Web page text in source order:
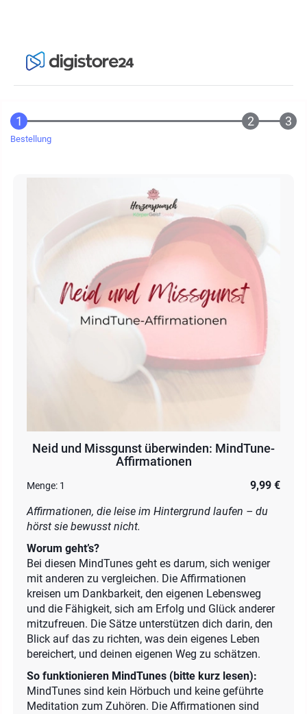
Bestellung
Neid und Missgunst überwinden: MindTune-
Affirmationen
Menge: 1
9,99 €
Affirmationen, die leise im Hintergrund laufen – du
hörst sie bewusst nicht.
Worum geht’s?
Bei diesen MindTunes geht es darum, sich weniger
mit anderen zu vergleichen. Die Affirmationen
kreisen um Dankbarkeit, den eigenen Lebensweg
und die Fähigkeit, sich am Erfolg und Glück anderer
mitzufreuen. Die Sätze unterstützen dich darin, den
Blick auf das zu richten, was dein eigenes Leben
bereichert, und deinen eigenen Weg zu schätzen.
So funktionieren MindTunes (bitte kurz lesen):
MindTunes sind kein Hörbuch und keine geführte
Meditation zum Zuhören. Die Affirmationen sind